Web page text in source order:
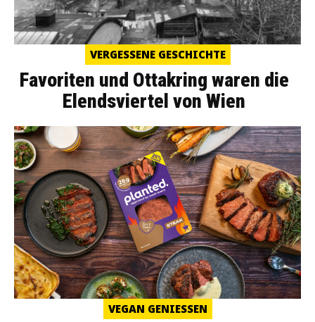
VERGESSENE GESCHICHTE
Favoriten und Ottakring waren die
Elendsviertel von Wien
VEGAN GENIESSEN